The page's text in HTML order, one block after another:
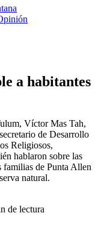
a habitantes
Víctor Mas Tah,
de Desarrollo
Religiosos,
hablaron sobre las
familias de Punta Allen
natural.
de lectura